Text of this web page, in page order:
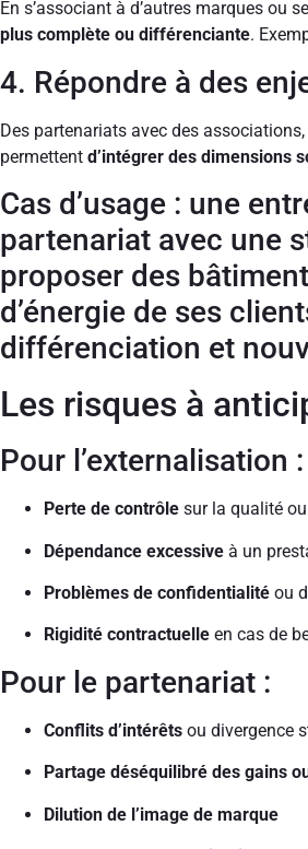
En s’associant à d’autres marques ou
plus complète ou différenciante.
4. Répondre à des
Des partenariats avec des
permettent d’intégrer des dimensions
Cas d’usage : une
partenariat avec une
proposer des
d’énergie de ses
différenciation et
Les risques à
Pour l’externalisation :
Perte de contrôle sur la qualité
Dépendance excessive à un
Problèmes de confidentialité ou
Rigidité contractuelle en cas de
Pour le partenariat :
Conflits d’intérêts ou divergence
Partage déséquilibré des gains
Dilution de l’image de marque